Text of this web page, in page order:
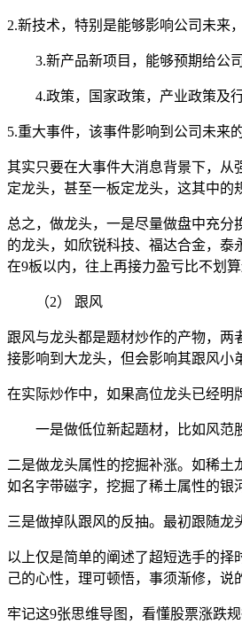
2.新技术，特别是能够影响公司未来
3.新产品新项目，能够预期给公司
4.政策，国家政策，产业政策及行
5.重大事件，该事件影响到公司未来
其实只要在大事件大消息背景下，从
定龙头，甚至一板定龙头，这其中的
总之，做龙头，一是尽量做盘中充
的龙头，如欣锐科技、福达合金，泰
在9板以内，往上再接力盈亏比不划
（2） 跟风
跟风与龙头都是题材炒作的产物，
接影响到大龙头，但会影响其跟风小
在实际炒作中，如果高位龙头已经明
一是做低位新起题材，比如风范
二是做龙头属性的挖掘补涨。如稀
如名字带磁字，挖掘了稀土属性的银
三是做掉队跟风的反抽。最初跟随龙
以上仅是简单的阐述了超短选手的
己的心性，理可顿悟，事须渐修，说
牢记这9张思维导图，看懂股票涨跌